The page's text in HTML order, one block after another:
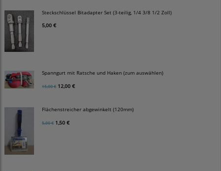
Steckschlüssel Bitadapter Set (3-teilig, 1/4 3/8 1/2 Zoll)
5,00 €
Spanngurt mit Ratsche und Haken (zum auswählen)
15,00 € 12,00 €
Flächenstreicher abgewinkelt (120mm)
5,00 € 1,50 €